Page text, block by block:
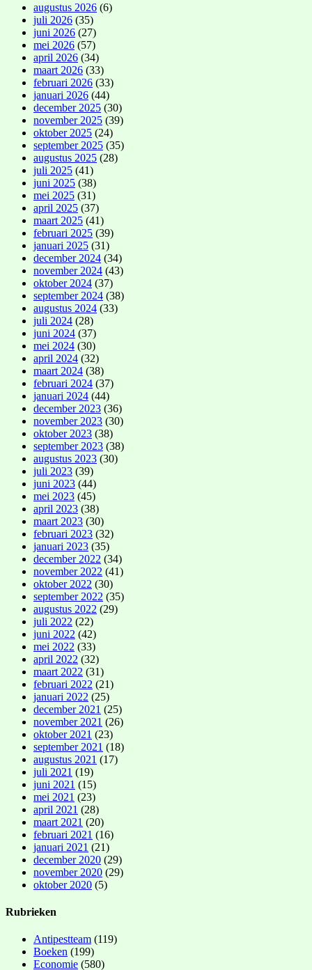
augustus 2026 (6)
juli 2026 (35)
juni 2026 (27)
mei 2026 (57)
april 2026 (34)
maart 2026 (33)
februari 2026 (33)
januari 2026 (44)
december 2025 (30)
november 2025 (39)
oktober 2025 (24)
september 2025 (35)
augustus 2025 (28)
juli 2025 (41)
juni 2025 (38)
mei 2025 (31)
april 2025 (37)
maart 2025 (41)
februari 2025 (39)
januari 2025 (31)
december 2024 (34)
november 2024 (43)
oktober 2024 (37)
september 2024 (38)
augustus 2024 (33)
juli 2024 (28)
juni 2024 (37)
mei 2024 (30)
april 2024 (32)
maart 2024 (38)
februari 2024 (37)
januari 2024 (44)
december 2023 (36)
november 2023 (30)
oktober 2023 (38)
september 2023 (38)
augustus 2023 (30)
juli 2023 (39)
juni 2023 (44)
mei 2023 (45)
april 2023 (38)
maart 2023 (30)
februari 2023 (32)
januari 2023 (35)
december 2022 (34)
november 2022 (41)
oktober 2022 (30)
september 2022 (35)
augustus 2022 (29)
juli 2022 (22)
juni 2022 (42)
mei 2022 (33)
april 2022 (32)
maart 2022 (31)
februari 2022 (21)
januari 2022 (25)
december 2021 (25)
november 2021 (26)
oktober 2021 (23)
september 2021 (18)
augustus 2021 (17)
juli 2021 (19)
juni 2021 (15)
mei 2021 (23)
april 2021 (28)
maart 2021 (20)
februari 2021 (16)
januari 2021 (21)
december 2020 (29)
november 2020 (29)
oktober 2020 (5)
Rubrieken
Antipestteam (119)
Boeken (199)
Economie (580)